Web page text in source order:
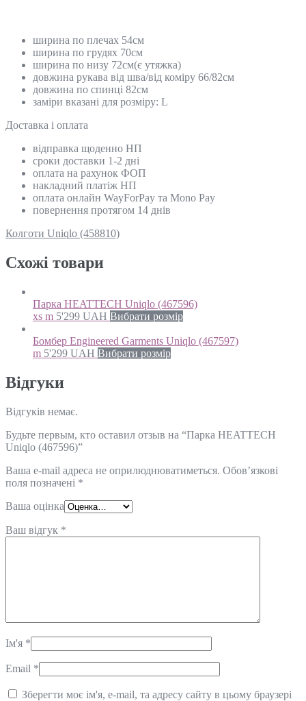
ширина по плечах 54см
ширина по грудях 70см
ширина по низу 72см(є утяжка)
довжина рукава від шва/від коміру 66/82см
довжина по спинці 82см
заміри вказані для розміру: L
Доставка і оплата
відправка щоденно НП
сроки доставки 1-2 дні
оплата на рахунок ФОП
накладний платіж НП
оплата онлайн WayForPay та Mono Pay
повернення протягом 14 днів
Колготи Uniqlo (458810)
Схожi товари
Парка HEATTECH Uniqlo (467596)
xs m 5'299 UAH Вибрати розмір
Бомбер Engineered Garments Uniqlo (467597)
m 5'299 UAH Вибрати розмір
Відгуки
Відгуків немає.
Будьте первым, кто оставил отзыв на “Парка HEATTECH
Uniqlo (467596)”
Ваша e-mail адреса не оприлюднюватиметься. Обов’язкові
поля позначені *
Ваша оцінка
Ваш відгук *
Ім'я *
Email *
Зберегти моє ім'я, e-mail, та адресу сайту в цьому браузері